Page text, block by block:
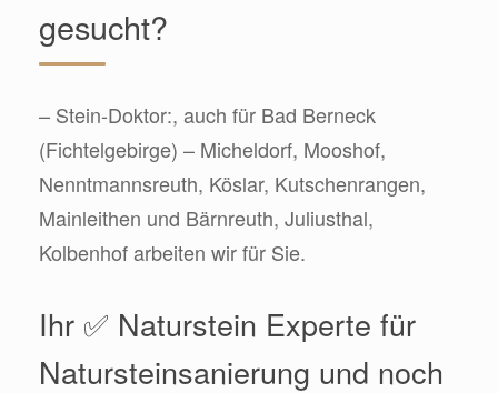
gesucht?
– Stein-Doktor:, auch für Bad Berneck
(Fichtelgebirge) – Micheldorf, Mooshof,
Nenntmannsreuth, Köslar, Kutschenrangen,
Mainleithen und Bärnreuth, Juliusthal,
Kolbenhof arbeiten wir für Sie.
Ihr ✅ Naturstein Experte für
Natursteinsanierung und noch